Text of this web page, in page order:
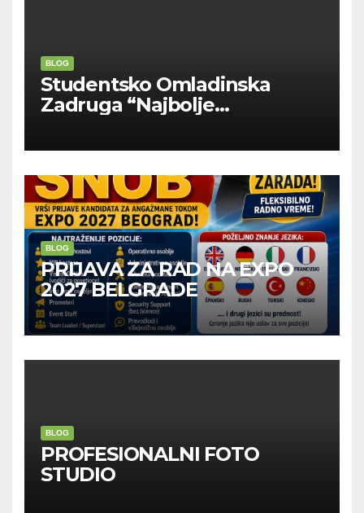
BLOG
Studentsko Omladinska
Zadruga “Najbolje
BLOG
PRIJAVA ZA RAD NA EXPO
2027 BELGRADE
BLOG
PROFESIONALNI FOTO
STUDIO